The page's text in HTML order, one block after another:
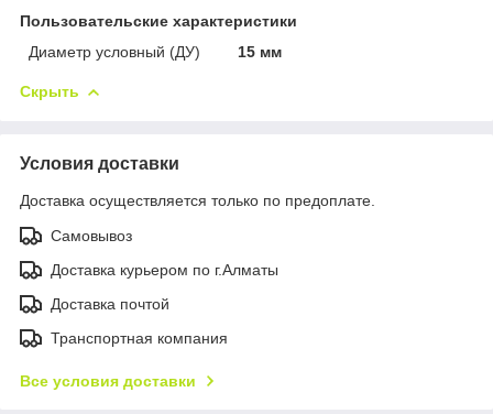
Пользовательские характеристики
Диаметр условный (ДУ)
15 мм
Скрыть
Условия доставки
Доставка осуществляется только по предоплате.
Самовывоз
Доставка курьером по г.Алматы
Доставка почтой
Транспортная компания
Все условия доставки